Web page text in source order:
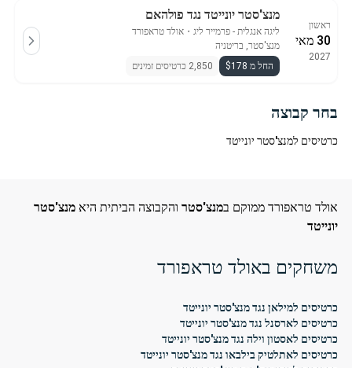
ראשון
30 מאי
2027
מנצ'סטר יונייטד נגד פולהאם
ליגה אנגלית - פרמייר ליג ・ אולד טראפורד
מנצ'סטר, בריטניה
החל מ $178
2,850 כרטיסים זמינים
בחר קבוצה
כרטיסים למנצ'סטר יונייטד
אולד טראפורד ממוקם במנצ'סטר והקבוצה הביתית היא מנצ'סטר
יונייטד
משחקים באולד טראפורד
כרטיסים למילאן נגד מנצ'סטר יונייטד
כרטיסים לארסנל נגד מנצ'סטר יונייטד
כרטיסים לאסטון וילה נגד מנצ'סטר יונייטד
כרטיסים לאתלטיק בילבאו נגד מנצ'סטר יונייטד